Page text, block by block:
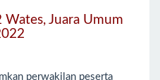
Wates, Juara Umum
perwakilan peserta